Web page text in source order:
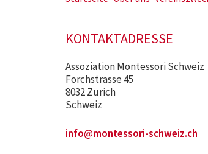
KONTAKTADRESSE
Assoziation Montessori Schweiz
Forchstrasse 45
8032 Zürich
Schweiz
info@montessori-schweiz.ch